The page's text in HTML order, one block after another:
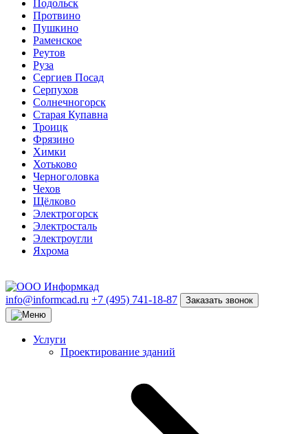
Подольск
Протвино
Пушкино
Раменское
Реутов
Руза
Сергиев Посад
Серпухов
Солнечногорск
Старая Купавна
Троицк
Фрязино
Химки
Хотьково
Черноголовка
Чехов
Щёлково
Электрогорск
Электросталь
Электроугли
Яхрома
info@informcad.ru +7 (495) 741-18-87 Заказать звонок
Услуги
Проектирование зданий